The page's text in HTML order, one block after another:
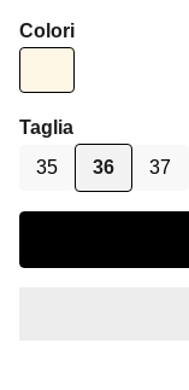
Colori
Taglia
35
36 37